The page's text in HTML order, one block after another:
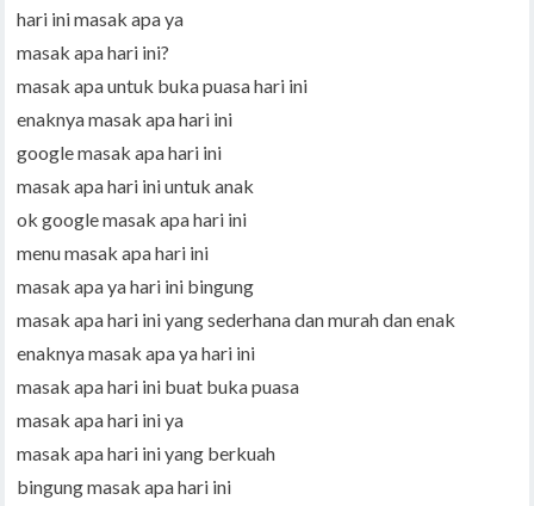
hari ini masak apa ya
masak apa hari ini?
masak apa untuk buka puasa hari ini
enaknya masak apa hari ini
google masak apa hari ini
masak apa hari ini untuk anak
ok google masak apa hari ini
menu masak apa hari ini
masak apa ya hari ini bingung
masak apa hari ini yang sederhana dan murah dan enak
enaknya masak apa ya hari ini
masak apa hari ini buat buka puasa
masak apa hari ini ya
masak apa hari ini yang berkuah
bingung masak apa hari ini